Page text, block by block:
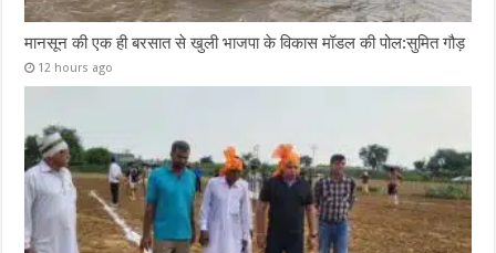
मानसून की एक ही बरसात से खुली भाजपा के विकास मॉडल की पोल:सुमित गौड़
12 hours ago